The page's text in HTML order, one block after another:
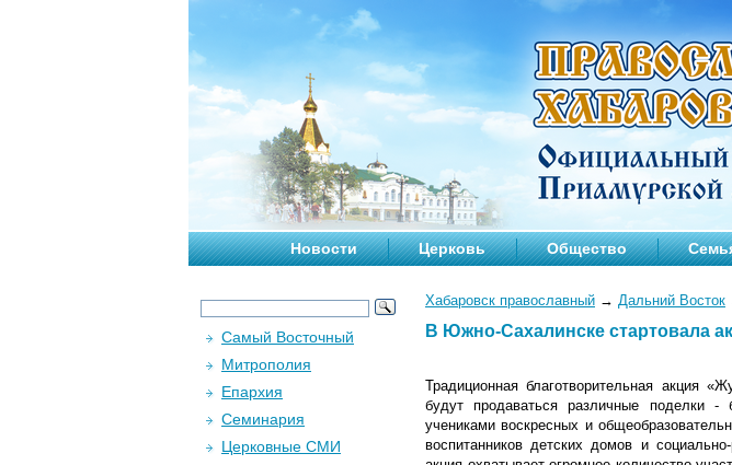
Новости Церковь Общество
Хабаровск православный → Дальний Восток
В Южно-Сахалинске стартовала
Традиционная благотворительная акция
будут продаваться различные поделки -
учениками воскресных и
воспитанников детских домов и
Самый Восточный
Митрополия
Епархия
Семинария
Церковные СМИ